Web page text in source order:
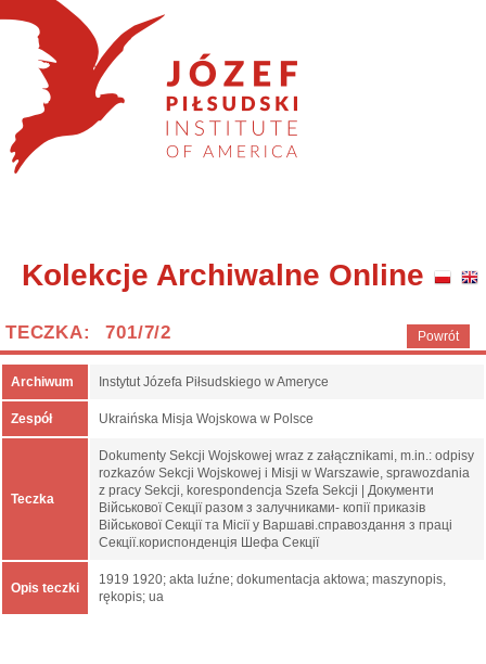
Kolekcje Archiwalne Online
Powrót
TECZKA: 701/7/2
Archiwum Instytut Józefa Piłsudskiego w Ameryce
Zespół Ukraińska Misja Wojskowa w Polsce
Teczka
Dokumenty Sekcji Wojskowej wraz z załącznikami, m.in.: odpisy
rozkazów Sekcji Wojskowej i Misji w Warszawie, sprawozdania
z pracy Sekcji, korespondencja Szefa Sekcji | Документи
Військової Секції разом з залучниками- копії приказів
Військової Секції та Місії у Варшаві.справоздання з праці
Секції.кориспонденція Шефа Секції
Opis teczki
1919 1920; akta luźne; dokumentacja aktowa; maszynopis,
rękopis; ua